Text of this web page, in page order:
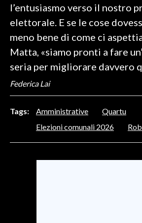
l’entusiasmo verso il nostro
elettorale. E se le cose
meno bene di come ci
Matta, «siamo pronti a fare
seria per migliorare davvero
Federica Lai
Tags: Amministrative
Quartu
Elezioni comunali 2026